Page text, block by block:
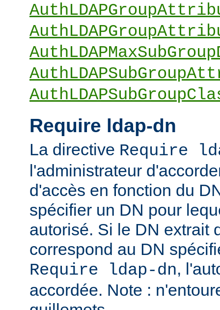
Require ldap-dn
La directive Require
l'administrateur
d'accès en fonction du
spécifier un DN pour
autorisé. Si le DN extrait
correspond au DN
Require ldap-dn,
accordée. Note :